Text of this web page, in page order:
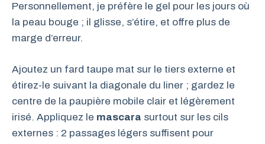
Personnellement, je préfère le gel pour les jours où
la peau bouge ; il glisse, s’étire, et offre plus de
marge d’erreur.
Ajoutez un fard taupe mat sur le tiers externe et
étirez-le suivant la diagonale du liner ; gardez le
centre de la paupière mobile clair et légèrement
irisé. Appliquez le mascara surtout sur les cils
externes : 2 passages légers suffisent pour